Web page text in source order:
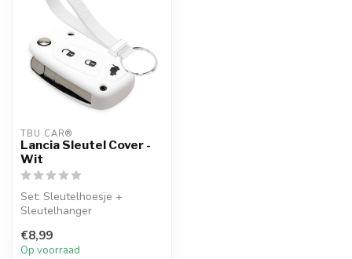
TBU CAR®
Lancia Sleutel Cover -
Wit
Set: Sleutelhoesje +
Sleutelhanger
€8,99
Op voorraad